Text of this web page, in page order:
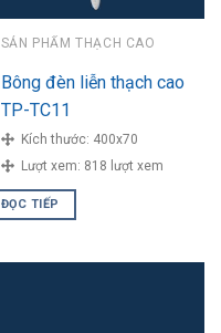
SẢN PHẨM THẠCH CAO
Bông đèn liễn thạch cao
TP-TC11
Kích thước: 400x70
Lượt xem: 818 lượt xem
ĐỌC TIẾP